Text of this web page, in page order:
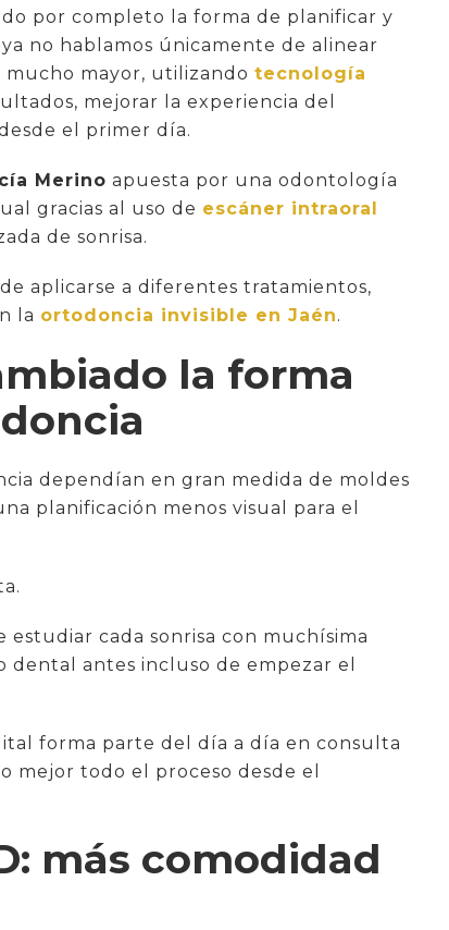
por completo la forma de planificar y
ya no hablamos únicamente de alinear
mucho mayor, utilizando tecnología
mejorar la experiencia del
el primer día.
Merino apuesta por una odontología
gracias al uso de escáner intraoral
de sonrisa.
aplicarse a diferentes tratamientos,
la ortodoncia invisible en Jaén.
la forma
dependían en gran medida de moldes
planificación menos visual para el
cada sonrisa con muchísima
dental antes incluso de empezar el
forma parte del día a día en consulta
todo el proceso desde el
más comodidad